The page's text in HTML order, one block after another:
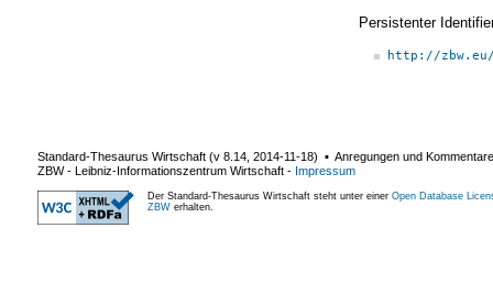
Persistenter
http://
Standard-Thesaurus Wirtschaft (v 8.14 2014-11-18) ▪ Anregungen und
ZBW - Leibniz-Informationszentrum Wirtschaft - Impressum
Der Standard-Thesaurus Wirtschaft steht unter einer Open Database
ZBW erhalten.